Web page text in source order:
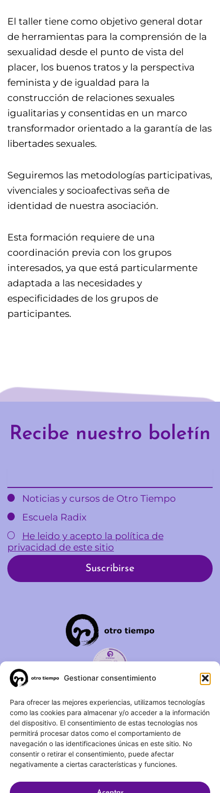
Gestionar consentimiento
Para ofrecer las mejores experiencias, utilizamos tecnologías
como las cookies para almacenar y/o acceder a la información
del dispositivo. El consentimiento de estas tecnologías nos
permitirá procesar datos como el comportamiento de
navegación o las identificaciones únicas en este sitio. No
consentir o retirar el consentimiento, puede afectar
negativamente a ciertas características y funciones.
El taller tiene como objetivo general dotar
de herramientas para la comprensión de la
sexualidad desde el punto de vista del
placer, los buenos tratos y la perspectiva
feminista y de igualdad para la
construcción de relaciones sexuales
igualitarias y consentidas en un marco
transformador orientado a la garantía de las
libertades sexuales.
Seguiremos las metodologías participativas,
vivenciales y socioafectivas seña de
identidad de nuestra asociación.
Esta formación requiere de una
coordinación previa con los grupos
interesados, ya que está particularmente
adaptada a las necesidades y
especificidades de los grupos de
participantes.
Recibe nuestro boletín
Noticias y cursos de Otro Tiempo
Escuela Radix
He leido y acepto la política de
privacidad de este sitio
C/ Duque de Fernán Núñez,
2 – 1ºA 28012 – Madrid
(+34) 623 183 283
info@otrotiempo.org